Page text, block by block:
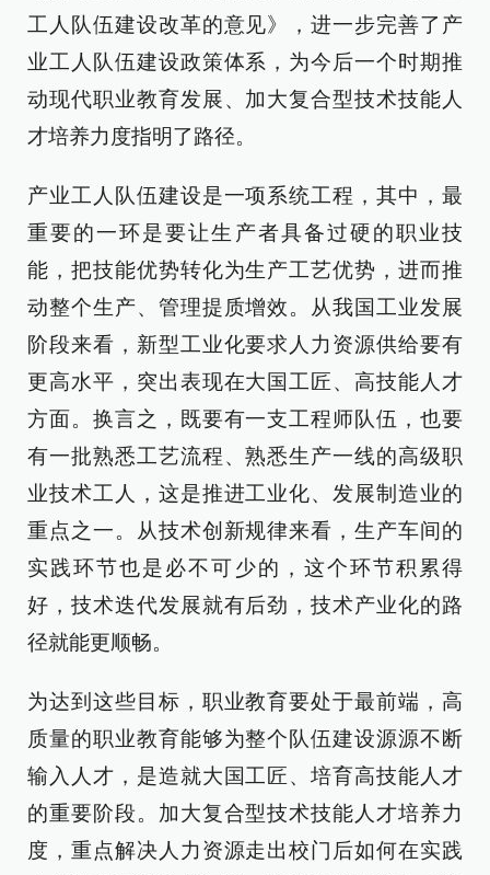
工人队伍建设改革的意见》，进一步完善了产
业工人队伍建设政策体系，为今后一个时期推
动现代职业教育发展、加大复合型技术技能人
才培养力度指明了路径。
产业工人队伍建设是一项系统工程，其中，最
重要的一环是要让生产者具备过硬的职业技
能，把技能优势转化为生产工艺优势，进而推
动整个生产、管理提质增效。从我国工业发展
阶段来看，新型工业化要求人力资源供给要有
更高水平，突出表现在大国工匠、高技能人才
方面。换言之，既要有一支工程师队伍，也要
有一批熟悉工艺流程、熟悉生产一线的高级职
业技术工人，这是推进工业化、发展制造业的
重点之一。从技术创新规律来看，生产车间的
实践环节也是必不可少的，这个环节积累得
好，技术迭代发展就有后劲，技术产业化的路
径就能更顺畅。
为达到这些目标，职业教育要处于最前端，高
质量的职业教育能够为整个队伍建设源源不断
输入人才，是造就大国工匠、培育高技能人才
的重要阶段。加大复合型技术技能人才培养力
度，重点解决人力资源走出校门后如何在实践